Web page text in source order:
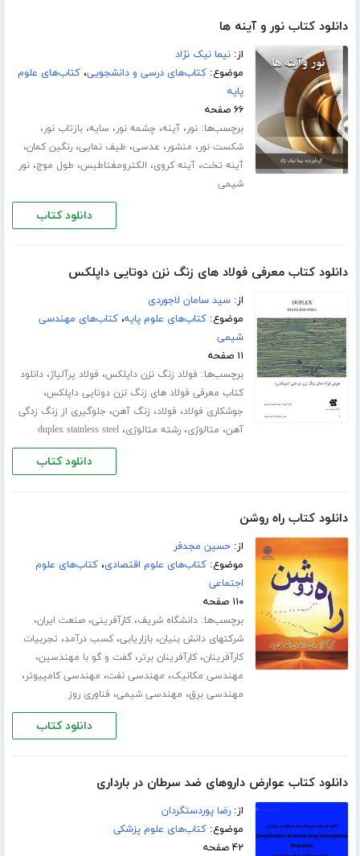
دانلود کتاب نور و آینه ها
از:نیما نیک نژاد
موضوع:کتاب‌های درسی و دانشجویی،کتاب‌های علوم
پایه
۶۶ صفحه
برچسب‌ها:نور،آینه، چشمه نور، سایه،بازتاب نور،
شکست نور، منشور، عدسی، طیف نمایی،رنگین کمان،
آینه تخت،آینه کروی، الکترومغتاطیس، طول موج،نور
شیمی
دانلود کتاب
دانلود کتاب معرفی فولاد های زنگ نزن دوتایی داپلکس
از:سید سامان لاجوردی
موضوع:کتاب‌های علوم پایه،کتاب‌های مهندسی
شیمی
۱۱ صفحه
برچسب‌ها: فولاد زنگ نزن داپلکس، فولاد پرآلیاژ،دانلود
کتاب معرفی فولاد های زنگ نزن دوتایی داپلکس،
جوشکاری فولاد، فولاد، زنگ آهن، جلوگیری از زنگ زدگی
آهن، متالوژی،رشته متالوژی،duplex stainless steel
دانلود کتاب
دانلود کتاب راه روشن
از:حسین مجدفر
موضوع:کتاب‌های علوم اقتصادی،کتاب‌های علوم
اجتماعی
۱۱۰ صفحه
برچسب‌ها:دانشگاه شریف،کارآفرینی،صنعت ایران،
شرکتهای دانش بنیان،بازاریابی،کسب درآمد، تجربیات
کارآفرینان،کارآفرینان برتر،گفت و گو با مهندسین،
مهندسی مکانیک، مهندسی نفت، مهندسی کامپیوتر،
مهندسی برق، مهندسی شیمی، فناوری روز
دانلود کتاب
دانلود کتاب عوارض داروهای ضد سرطان در بارداری
از:رضا پوردستگردان
موضوع:کتاب‌های علوم پزشکی
۴۲ صفحه